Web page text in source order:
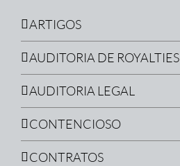
ARTIGOS
AUDITORIA DE ROYALTIES
AUDITORIA LEGAL
CONTENCIOSO
CONTRATOS